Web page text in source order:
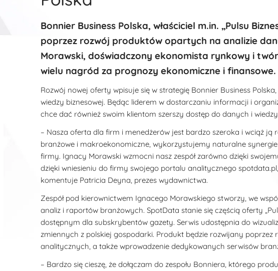
Bonnier Business Polska, właściciel m.in. „Pulsu
poprzez rozwój produktów opartych na analizie
Morawski, doświadczony ekonomista rynkowy i
wielu nagród za prognozy ekonomiczne i finansowe.
Rozwój nowej oferty wpisuje się w strategię Bonnier Business
wiedzy biznesowej. Będąc liderem w dostarczaniu informacji i
chce dać również swoim klientom szerszy dostęp do danych i
– Nasza oferta dla firm i menedżerów jest bardzo szeroka i wciąż ją
branżowe i makroekonomiczne, wykorzystujemy naturalne
firmy. Ignacy Morawski wzmocni nasz zespół zarówno dzięki
dzięki wniesieniu do firmy swojego portalu analitycznego
komentuje Patricia Deyna, prezes wydawnictwa.
Zespół pod kierownictwem Ignacego Morawskiego stworzy, we
analiz i raportów branżowych. SpotData stanie się częścią oferty
dostępnym dla subskrybentów gazety. Serwis udostępnia do
zmiennych z polskiej gospodarki. Produkt będzie rozwijany
analitycznych, a także wprowadzenie dedykowanych serwisów
– Bardzo się cieszę, że dołączam do zespołu Bonniera, którego